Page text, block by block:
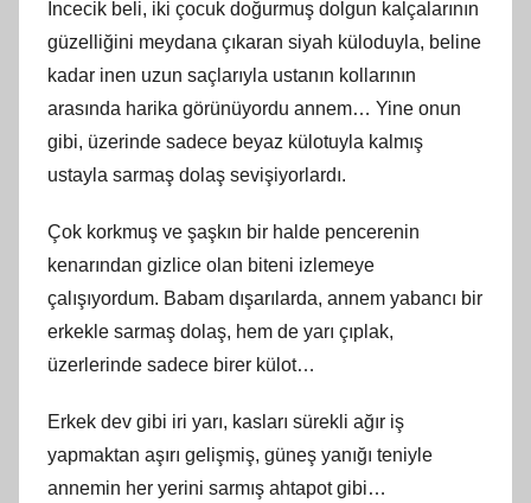
İncecik beli, iki çocuk doğurmuş dolgun kalçalarının
güzelliğini meydana çıkaran siyah küloduyla, beline
kadar inen uzun saçlarıyla ustanın kollarının
arasında harika görünüyordu annem… Yine onun
gibi, üzerinde sadece beyaz külotuyla kalmış
ustayla sarmaş dolaş sevişiyorlardı.
Çok korkmuş ve şaşkın bir halde pencerenin
kenarından gizlice olan biteni izlemeye
çalışıyordum. Babam dışarılarda, annem yabancı bir
erkekle sarmaş dolaş, hem de yarı çıplak,
üzerlerinde sadece birer külot…
Erkek dev gibi iri yarı, kasları sürekli ağır iş
yapmaktan aşırı gelişmiş, güneş yanığı teniyle
annemin her yerini sarmış ahtapot gibi…